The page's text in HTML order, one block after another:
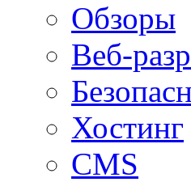
Обзоры
Веб-
Хостинг
CMS